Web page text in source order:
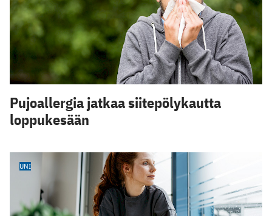
Pujoallergia jatkaa siitepölykautta
loppukesään
UNI